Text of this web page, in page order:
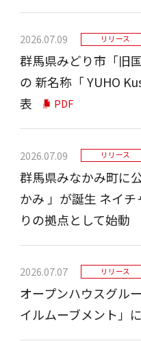
2026.07.09 リリース
群⾺県みどり市「旧
の 新名称「 YUHO
表
PDF
2026.07.09 リリース
群⾺県みなかみ町に
かみ 」が誕⽣ ネイ
りの拠点として始動
2026.07.07 リリース
オープンハウスグル
イルムーブメント」